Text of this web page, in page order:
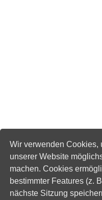
Wir verwenden Cookies,
unserer Website
machen. Cookies
bestimmter Features (z.
nächste Sitzung